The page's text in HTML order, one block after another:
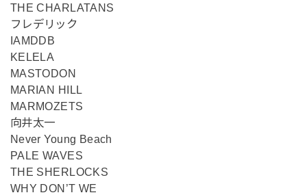
THE CHARLATANS
フレデリック
IAMDDB
KELELA
MASTODON
MARIAN HILL
MARMOZETS
向井太一
Never Young Beach
PALE WAVES
THE SHERLOCKS
WHY DON’T WE